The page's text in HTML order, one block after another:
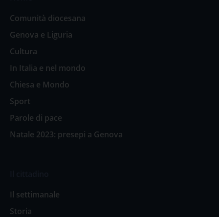
Comunità diocesana
Genova e Liguria
Cultura
In Italia e nel mondo
Chiesa e Mondo
Sport
Parole di pace
Natale 2023: presepi a Genova
Il settimanale
Storia